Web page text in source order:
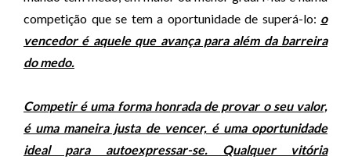
competição que se tem a oportunidade de superá-lo: o
vencedor é aquele que avança para além da barreira
do medo.
Competir é uma forma honrada de provar o seu valor,
é uma maneira justa de vencer, é uma oportunidade
ideal para autoexpressar-se. Qualquer vitória